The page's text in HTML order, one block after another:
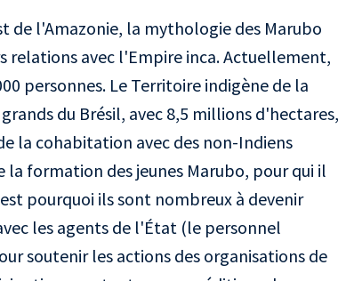
de l'Amazonie, la mythologie des Marubo
avec l'Empire inca. Actuellement,
personnes. Le Territoire indigène de la
du Brésil, avec 8,5 millions d'hectares,
la cohabitation avec des non-Indiens
formation des jeunes Marubo, pour qui il
pourquoi ils sont nombreux à devenir
les agents de l'État (le personnel
soutenir les actions des organisations de